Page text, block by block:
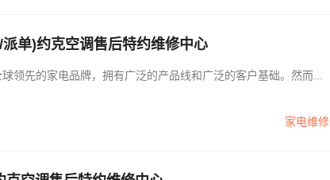
单)约克空调售后特约维修中心
先的家电品牌，拥有广泛的产品线和广泛的客户基础。然而...
家电维修